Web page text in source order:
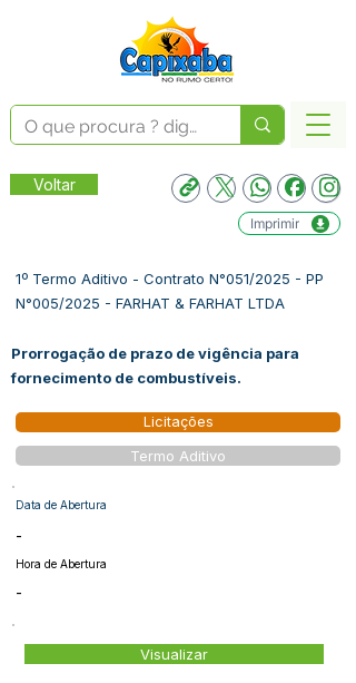
Voltar
Imprimir
1º Termo Aditivo - Contrato N°051/2025 - PP
N°005/2025 - FARHAT & FARHAT LTDA
Prorrogação de prazo de vigência para
fornecimento de combustíveis.
Licitações
Termo Aditivo
Data de Abertura
-
Hora de Abertura
-
Visualizar